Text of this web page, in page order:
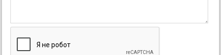
71 серия (суб)
72 серия (суб)